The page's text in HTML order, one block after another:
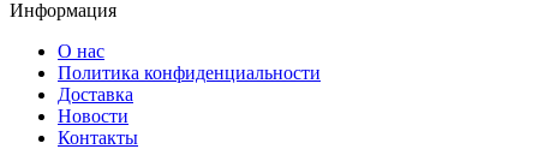
Информация
О нас
Политика конфиденциальности
Доставка
Новости
Контакты